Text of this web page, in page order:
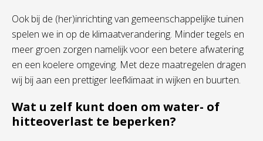
Ook bij de (her)inrichting van gemeenschappelijke tuinen
spelen we in op de klimaatverandering. Minder tegels en
meer groen zorgen namelijk voor een betere afwatering
en een koelere omgeving. Met deze maatregelen dragen
wij bij aan een prettiger leefklimaat in wijken en buurten.
Wat u zelf kunt doen om water- of
hitteoverlast te beperken?